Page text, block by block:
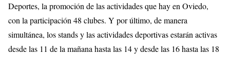
Deportes, la promoción de las actividades que hay en Oviedo,
con la participación 48 clubes. Y por último, de manera
simultánea, los stands y las actividades deportivas estarán activas
desde las 11 de la mañana hasta las 14 y desde las 16 hasta las 18